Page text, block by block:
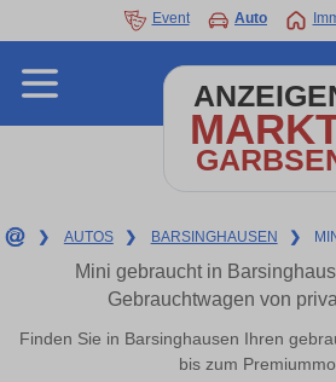
Event Auto
❯ AUTOS ❯ BARSINGHAUSEN ❯
Mini gebraucht in
Gebrauchtwagen von
Finden Sie in Barsinghausen Ihren
bis zum